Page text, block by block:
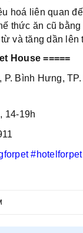
hoá liên quan
thức ăn cũ bằng
và tăng dần lên
House =====
P. Bình Hưng,
14-19h
#hotelforpet